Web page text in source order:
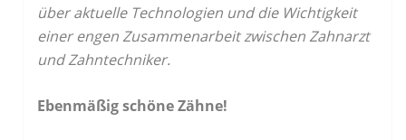
über aktuelle Technologien und die Wichtigkeit
einer engen Zusammenarbeit zwischen Zahnarzt
und Zahntechniker.
Ebenmäßig schöne Zähne!